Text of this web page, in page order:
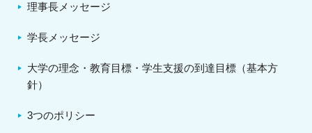
理事長メッセージ
学長メッセージ
大学の理念・教育目標・学生支援の到達目標（基本方
針）
3つのポリシー